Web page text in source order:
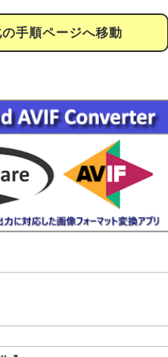
手順ページへ移動